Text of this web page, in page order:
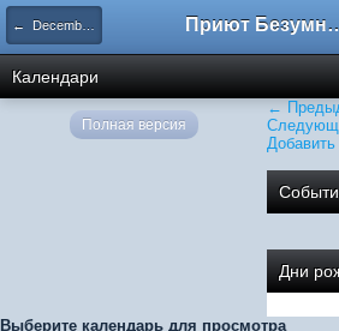
← December 2024 Приют
Календари
←
Дни
Выберите календарь для просмотра
Полная версия